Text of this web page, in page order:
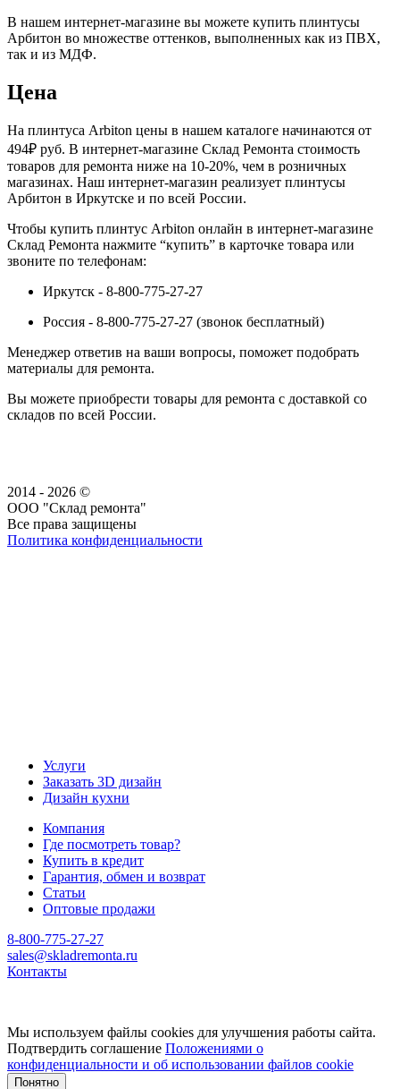
В нашем интернет-магазине вы можете купить плинтусы
Арбитон во множестве оттенков, выполненных как из ПВХ,
так и из МДФ.
Цена
На плинтуса Arbiton цены в нашем каталоге начинаются от
494₽ руб. В интернет-магазине Склад Ремонта стоимость
товаров для ремонта ниже на 10-20%, чем в розничных
магазинах. Наш интернет-магазин реализует плинтусы
Арбитон в Иркутске и по всей России.
Чтобы купить плинтус Arbiton онлайн в интернет-магазине
Склад Ремонта нажмите “купить” в карточке товара или
звоните по телефонам:
Иркутск - 8-800-775-27-27
Россия - 8-800-775-27-27 (звонок бесплатный)
Менеджер ответив на ваши вопросы, поможет подобрать
материалы для ремонта.
Вы можете приобрести товары для ремонта с доставкой со
складов по всей России.
2014 - 2026 ©
ООО "Склад ремонта"
Все права защищены
Политика конфиденциальности
Услуги
Заказать 3D дизайн
Дизайн кухни
Компания
Где посмотреть товар?
Купить в кредит
Гарантия, обмен и возврат
Статьи
Оптовые продажи
8-800-775-27-27
sales@skladremonta.ru
Контакты
Мы используем файлы cookies для улучшения работы сайта.
Подтвердить соглашение Положениями о
конфиденциальности и об использовании файлов cookie
Понятно